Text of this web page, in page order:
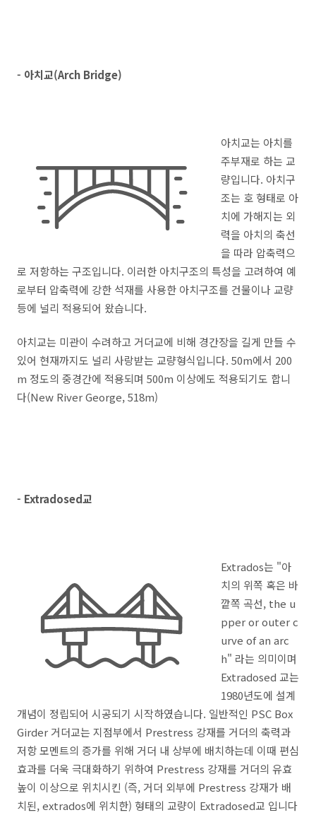
- 아치교(Arch Bridge)
아치교는 아치를
주부재로 하는 교
량입니다. 아치구
조는 호 형태로 아
치에 가해지는 외
력을 아치의 축선
을 따라 압축력으
로 저항하는 구조입니다. 이러한 아치구조의 특성을 고려하여 예
로부터 압축력에 강한 석재를 사용한 아치구조를 건물이나 교량
등에 널리 적용되어 왔습니다.
아치교는 미관이 수려하고 거더교에 비해 경간장을 길게 만들 수
있어 현재까지도 널리 사랑받는 교량형식입니다. 50m에서 200
m 정도의 중경간에 적용되며 500m 이상에도 적용되기도 합니
다(New River George, 518m)
- Extradosed교
Extrados는 "아
치의 위쪽 혹은 바
깥쪽 곡선, the u
pper or outer c
urve of an arc
h" 라는 의미이며
Extradosed 교는
1980년도에 설계
개념이 정립되어 시공되기 시작하였습니다. 일반적인 PSC Box
Girder 거더교는 지점부에서 Prestress 강재를 거더의 축력과
저항 모멘트의 증가를 위해 거더 내 상부에 배치하는데 이때 편심
효과를 더욱 극대화하기 위하여 Prestress 강재를 거더의 유효
높이 이상으로 위치시킨 (즉, 거더 외부에 Prestress 강재가 배
치된, extrados에 위치한) 형태의 교량이 Extradosed교 입니다